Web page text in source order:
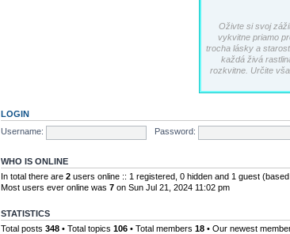
Oživte si svoj
vykvitne priamo
trocha lásky a
každá živá
rozkvitne. Určite
LOGIN
Username:
Password:
WHO IS ONLINE
In total there are 2 users online :: 1 registered, 0 hidden and 1 guest
Most users ever online was 7 on Sun Jul 21, 2024 11:02 pm
STATISTICS
Total posts 348 • Total topics 106 • Total members 18 • Our newest